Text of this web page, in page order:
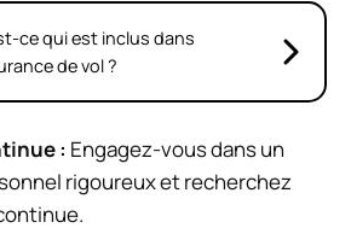
ce qui est inclus dans
de vol ?
: Engagez-vous dans un
rigoureux et recherchez